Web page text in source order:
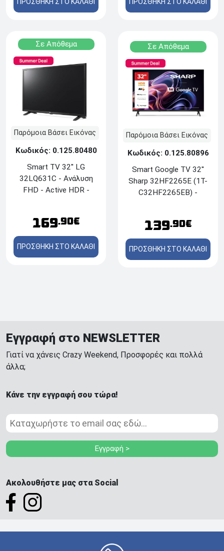
Bluetooth - Harman-
Kardon, Dolby Atmos®
Dolby Atmos και DTS:X
Σε Απόθεμα
Παρόμοια Βάσει Εικόνας
Κωδικός: 0.125.80480
Smart TV 32'' LG
32LQ631C - Aνάλυση
FHD - Active HDR -
S - Hotel TV Mode -
HDMI, USB, Ethernet,
Wifi, Bluetooth
169.90€
ΠΡΟΣΘΗΚΗ ΣΤΟ ΚΑΛΑΘΙ
Σε Απόθεμα
Παρόμοια Βάσει Εικόνας
Κωδικός: 0.125.80896
Smart Google TV 32''
Sharp 32HF2265E (1T-
C32HF2265EB) -
T2/T/C/S2/S, HDMI,
USB, Ethernet
139.90€
ΠΡΟΣΘΗΚΗ ΣΤΟ ΚΑΛΑΘΙ
Εγγραφή στο NEWSLETTER
Γιατί να χάνεις Crazy Weekend, Προσφορές και πολλά
άλλα;
Κάνε την εγγραφή σου τώρα!
Εγγραφή >
Ακολουθήστε μας στα Social